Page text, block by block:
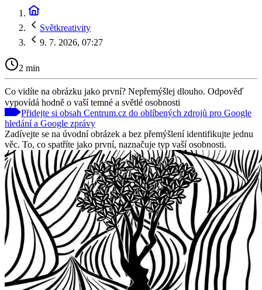
Světkreativity
9. 7. 2026, 07:27
2 min
Co vidíte na obrázku jako první? Nepřemýšlej dlouho. Odpověď
vypovídá hodně o vaší temné a světlé osobnosti
Přidejte si obsah Centrum.cz do oblíbených zdrojů pro Google
hledání a Google zprávy
Zadívejte se na úvodní obrázek a bez přemýšlení identifikujte jednu
věc. To, co spatříte jako první, naznačuje typ vaší osobnosti.